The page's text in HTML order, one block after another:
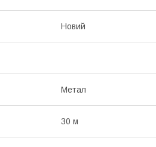
Новий
Метал
30 м